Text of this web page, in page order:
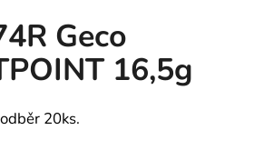
Geco
16,5g
20ks.